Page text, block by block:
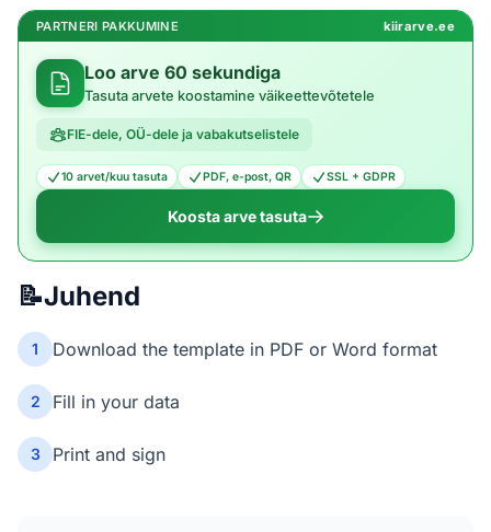
PARTNERI PAKKUMINE kiirarve.ee
Loo arve 60 sekundiga
Tasuta arvete koostamine väikeettevõtetele
FIE-dele, OÜ-dele ja vabakutselistele
10 arvet/kuu tasuta PDF, e-post, QR SSL + GDPR
Koosta arve tasuta
📝Juhend
1 Download the template in PDF or Word format
2 Fill in your data
3 Print and sign